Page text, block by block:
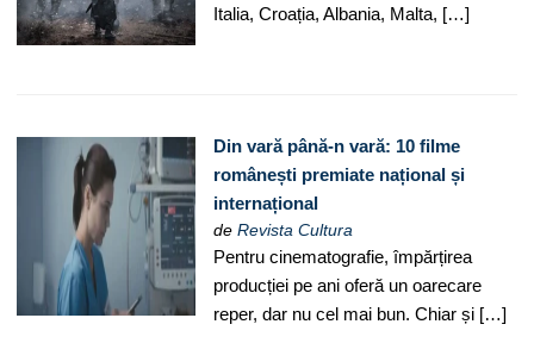
Italia, Croația, Albania, Malta, […]
Din vară până-n vară: 10 filme
românești premiate național și
internațional
deRevista Cultura
Pentru cinematografie, împărțirea
producției pe ani oferă un oarecare
reper, dar nu cel mai bun. Chiar și […]